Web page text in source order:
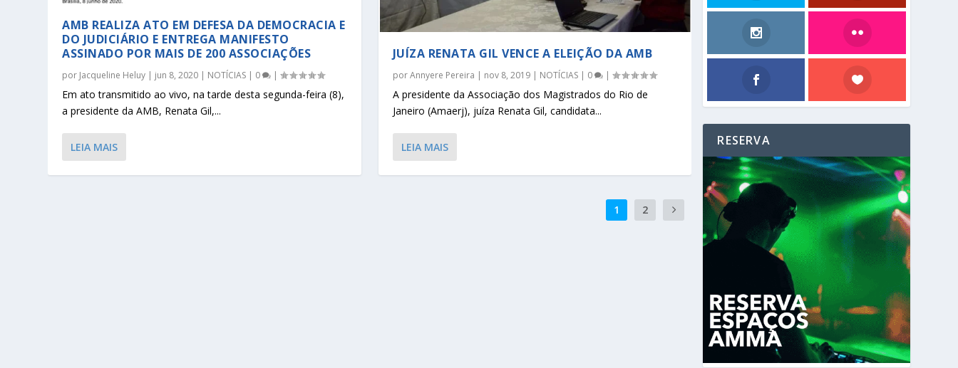
AMB REALIZA ATO EM DEFESA DA DEMOCRACIA E
DO JUDICIÁRIO E ENTREGA MANIFESTO
ASSINADO POR MAIS DE 200 ASSOCIAÇÕES
por Jacqueline Heluy | jun 8, 2020 | NOTÍCIAS | 0 |
Em ato transmitido ao vivo, na tarde desta segunda-feira (8),
a presidente da AMB, Renata Gil,...
LEIA MAIS
JUÍZA RENATA GIL VENCE A ELEIÇÃO DA AMB
porAnnyere Pereira | nov 8, 2019| NOTÍCIAS| 0 |
A presidente da Associação dos Magistrados do Rio de
Janeiro (Amaerj), juíza Renata Gil, candidata...
LEIA MAIS
1 2
RESERVA